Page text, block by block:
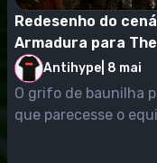
em conflito e
seguir este LINK e
Redesenho do
Armadura para
Antihype 8 mai
O grifo de baunilha
que parecesse o